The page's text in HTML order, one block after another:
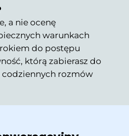
a nie ocenę
warunkach
do postępu
którą zabierasz do
codziennych rozmów